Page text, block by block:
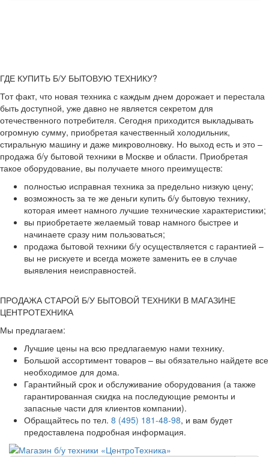
ГДЕ КУПИТЬ Б/У БЫТОВУЮ ТЕХНИКУ?
Тот факт, что новая техника с каждым днем дорожает и перестала
быть доступной, уже давно не является секретом для
отечественного потребителя. Сегодня приходится выкладывать
огромную сумму, приобретая качественный холодильник,
стиральную машину и даже микроволновку. Но выход есть и это –
продажа б/у бытовой техники в Москве и области. Приобретая
такое оборудование, вы получаете много преимуществ:
полностью исправная техника за предельно низкую цену;
возможность за те же деньги купить б/у бытовую технику,
которая имеет намного лучшие технические характеристики;
вы приобретаете желаемый товар намного быстрее и
начинаете сразу ним пользоваться;
продажа бытовой техники б/у осуществляется с гарантией –
вы не рискуете и всегда можете заменить ее в случае
выявления неисправностей.
ПРОДАЖА СТАРОЙ Б/У БЫТОВОЙ ТЕХНИКИ В МАГАЗИНЕ
ЦЕНТРОТЕХНИКА
Мы предлагаем:
Лучшие цены на всю предлагаемую нами технику.
Большой ассортимент товаров – вы обязательно найдете все
необходимое для дома.
Гарантийный срок и обслуживание оборудования (а также
гарантированная скидка на последующие ремонты и
запасные части для клиентов компании).
Обращайтесь по тел. 8 (495) 181-48-98, и вам будет
предоставлена подробная информация.